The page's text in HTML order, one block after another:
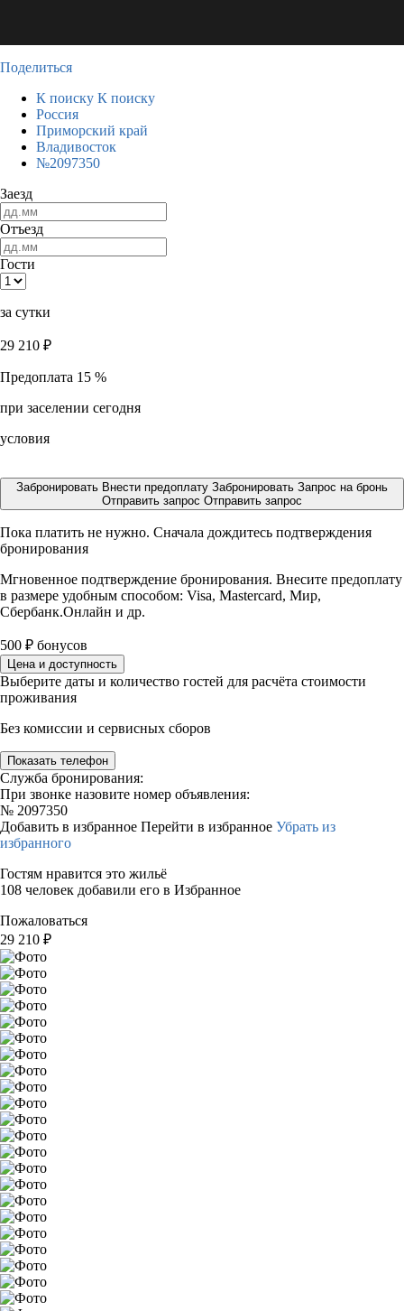
Поделиться
К поиску К поиску
Россия
Приморский край
Владивосток
№2097350
Заезд
Отъезд
Гости
за сутки
29 210 ₽
Предоплата 15 %
при заселении сегодня
условия
Забронировать Внести предоплату Забронировать Запрос на бронь
Отправить запрос Отправить запрос
Пока платить не нужно. Сначала дождитесь подтверждения
бронирования
Мгновенное подтверждение бронирования. Внесите предоплату
в размере удобным способом: Visa, Mastercard, Мир,
Сбербанк.Онлайн и др.
500 ₽ бонусов
Цена и доступность
Выберите даты и количество гостей для расчёта стоимости
проживания
Без комиссии и сервисных сборов
Показать телефон
Служба бронирования:
При звонке назовите номер объявления:
№ 2097350
Добавить в избранное Перейти в избранное Убрать из
избранного
Гостям нравится это жильё
108 человек добавили его в Избранное
Пожаловаться
29 210 ₽